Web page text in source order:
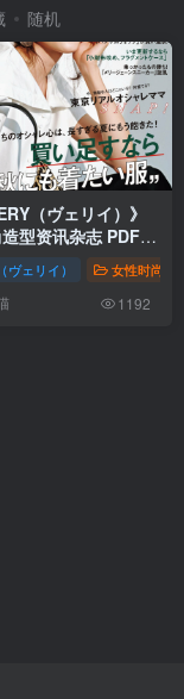
随机
时尚 VERY（ヴェリイ
（ヴェリイ）》
型资讯杂志 PDF电
年·全年订阅】
ヴェリイ） 女性时尚
1192